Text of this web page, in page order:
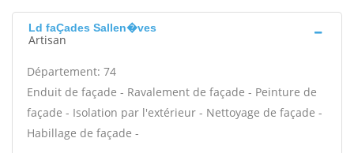
Ld faÇades Sallen�ves
Artisan
Département: 74
Enduit de façade - Ravalement de façade - Peinture de
façade - Isolation par l'extérieur - Nettoyage de façade -
Habillage de façade -